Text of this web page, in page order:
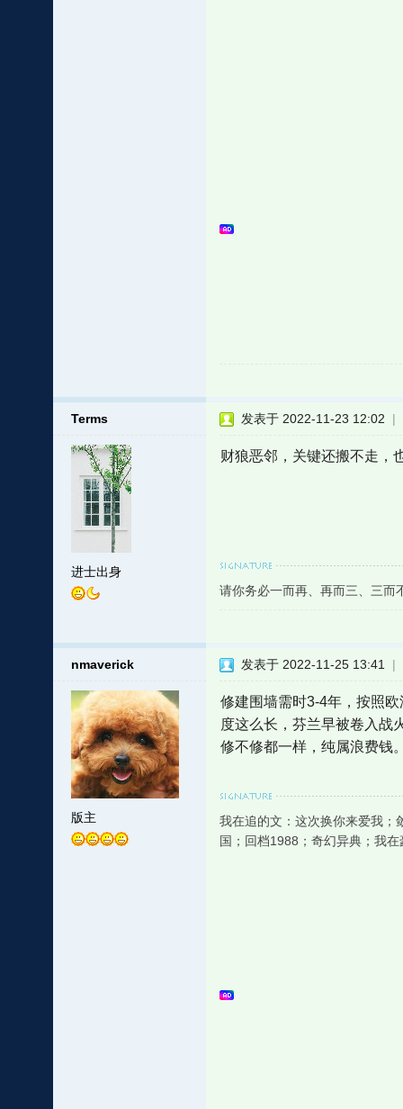
Terms
进士出身
发表于 2022-11-23 12:02 |
财狼恶邻，关键还搬不走，
请你务必一而再、再而三、三
nmaverick
版主
发表于 2022-11-25 13:41 |
修建围墙需时3-4年，按照
度这么长，芬兰早被卷入战
修不修都一样，纯属浪费钱
我在追的文：这次换你来爱我；
国；回档1988；奇幻异典；我